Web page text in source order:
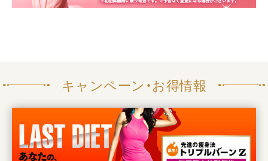
キャンペーン・お得情報